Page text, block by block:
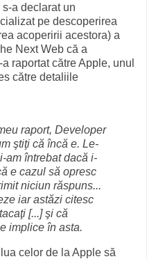
a declarat un
pe descoperirea
acoperirii acestora) a
Next Web că a
raportat către Apple, unul
către detaliile
raport, Developer
ştiţi că încă e. Le-
am întrebat dacă i-
e cazul să opresc
niciun răspuns...
iar astăzi citesc
[...] şi că
implice în asta.
celor de la Apple să